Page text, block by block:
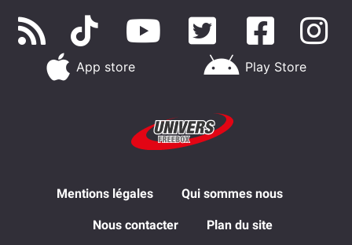
App store Play Store
Mentions légales Qui sommes nous
Nous contacter Plan du site